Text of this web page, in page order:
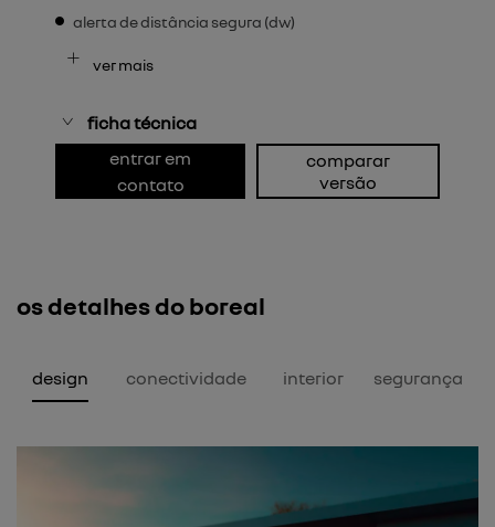
alerta de distância segura (dw)
ver mais
ficha técnica
entrar em
contato
comparar
versão
os detalhes do boreal
design conectividade interior segurança